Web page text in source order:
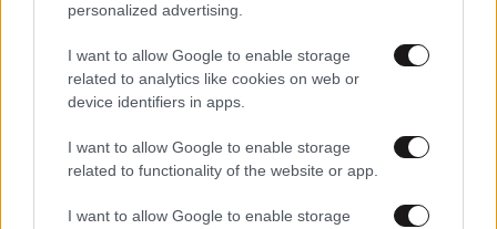
personalized advertising.
I want to allow Google to enable storage
related to analytics like cookies on web or
device identifiers in apps.
I want to allow Google to enable storage
related to functionality of the website or app.
I want to allow Google to enable storage
15·02·2024 07:17
στην παρέλαση για το Super Bowl στο Κάνσας –
Ξεπερνούν τους 20 οι τραυματίες